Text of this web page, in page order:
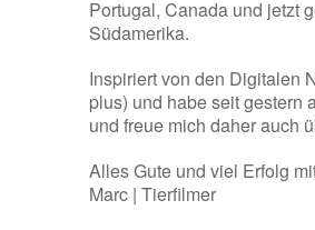
Portugal, Canada und jetzt
Südamerika.
Inspiriert von den Digitalen
plus) und habe seit gestern
und freue mich daher auch
Alles Gute und viel Erfolg
Marc | Tierfilmer